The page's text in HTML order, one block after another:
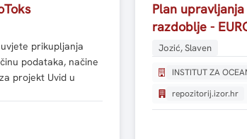
prikupljanja
podataka, načine
projekt Uvid u
Plan
razdoblje -
Jozić, Slaven
INSTITUT ZA
repozitorij.izor.hr